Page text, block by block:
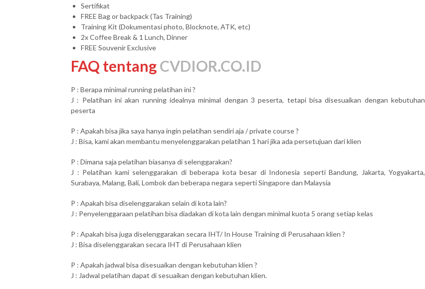
Sertifikat
FREE Bag or backpack (Tas Training)
Training Kit (Dokumentasi photo, Blocknote, ATK, etc)
2x Coffee Break & 1 Lunch, Dinner
FREE Souvenir Exclusive
FAQ tentangCVDIOR.CO.ID
P : Berapa minimal running pelatihan ini ?
J : Pelatihan ini akan running idealnya minimal dengan 3 peserta, tetapi bisa disesuaikan dengan kebutuhan
peserta
P : Apakah bisa jika saya hanya ingin pelatihan sendiri aja / private course ?
J : Bisa, kami akan membantu menyelenggarakan pelatihan 1 hari jika ada persetujuan dari klien
P : Dimana saja pelatihan biasanya di selenggarakan?
J : Pelatihan kami selenggarakan di beberapa kota besar di Indonesia seperti Bandung, Jakarta, Yogyakarta,
Surabaya, Malang, Bali, Lombok dan beberapa negara seperti Singapore dan Malaysia
P : Apakah bisa diselenggarakan selain di kota lain?
J : Penyelenggaraan pelatihan bisa diadakan di kota lain dengan minimal kuota 5 orang setiap kelas
P : Apakah bisa juga diselenggarakan secara IHT/ In House Training di Perusahaan klien ?
J : Bisa diselenggarakan secara IHT di Perusahaan klien
P : Apakah jadwal bisa disesuaikan dengan kebutuhan klien ?
J : Jadwal pelatihan dapat di sesuaikan dengan kebutuhan klien.